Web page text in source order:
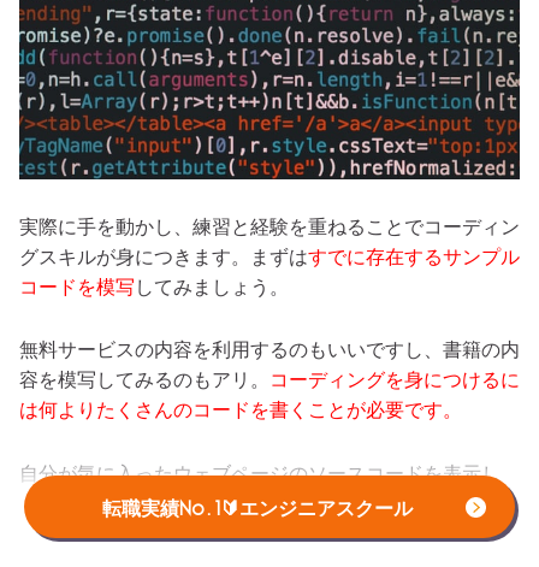
転職実績No.1🔰エンジニアスクール
実際に手を動かし、練習と経験を重ねることでコーディン
グスキルが身につきます。まずはすでに存在するサンプル
コードを模写 してみましょう。
無料サービスの内容を利用するのもいいですし、書籍の内
容を模写してみるのもアリ。
コーディングを身につけるに
は何よりたくさんのコードを書くことが必要です。
自分が気に入ったウェブページのソースコードを表示し
て、内容がわからなくてもとにかく真似してみることで理
解を深めることができます。